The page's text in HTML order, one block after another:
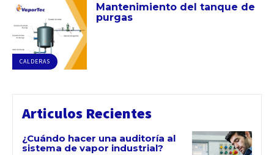
CALDERAS
Mantenimiento del tanque de
purgas
Articulos Recientes
¿Cuándo hacer una auditoría al
sistema de vapor industrial?